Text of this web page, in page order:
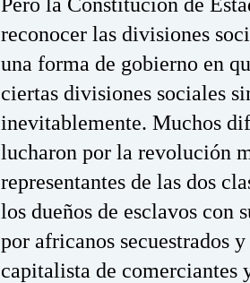
reconocer las divisiones
una forma de gobierno en
ciertas divisiones sociales
inevitablemente. Muchos
lucharon por la revolución
representantes de las dos
los dueños de esclavos con
por africanos secuestrados
capitalista de comerciantes